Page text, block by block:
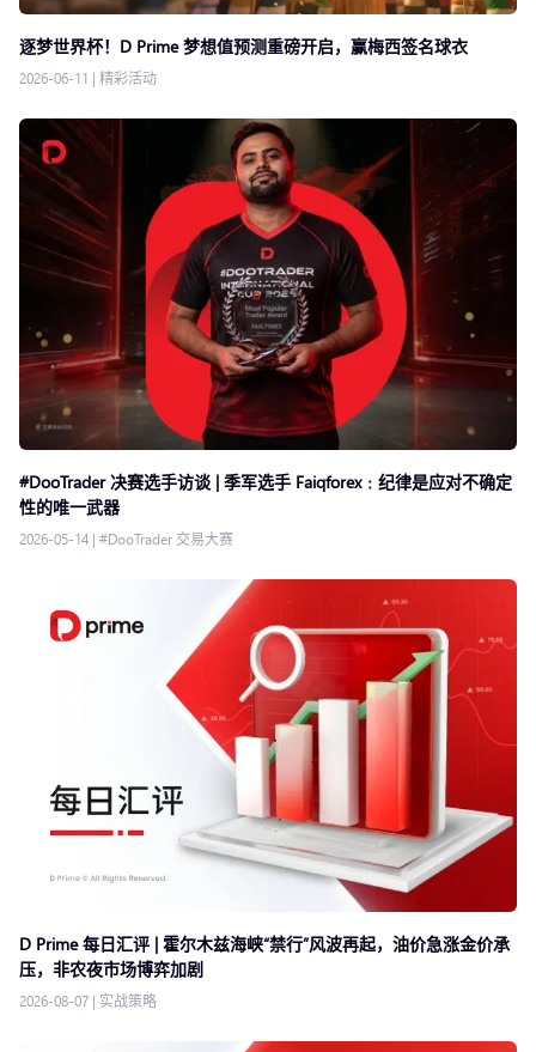
逐梦世界杯！D Prime 梦想值预测重磅开启，赢梅西签名球衣
2026-06-11 | 精彩活动
#DooTrader 决赛选手访谈 | 季军选手 Faiqforex﹕纪律是应对不确定
性的唯一武器
2026-05-14 | #DooTrader 交易大赛
D Prime 每日汇评 | 霍尔木兹海峡“禁行”风波再起，油价急涨金价承
压，非农夜市场博弈加剧
2026-08-07 | 实战策略